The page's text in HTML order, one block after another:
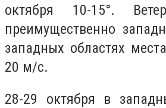
октября 10-15°.
преимущественно
западных областях
20 м/с.
28-29 октября в